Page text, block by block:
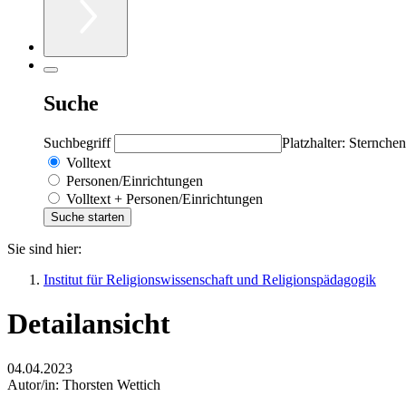
Suche
Suchbegriff
Platzhalter:
Volltext
Personen/Einrichtungen
Volltext + Personen/Einrichtungen
Sie sind hier:
Institut für Religionswissenschaft und Religionspädagogik
Detailansicht
04.04.2023
Autor/in: Thorsten Wettich